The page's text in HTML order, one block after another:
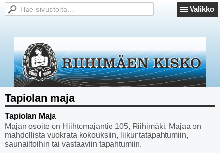
Valikko
Tapiolan maja
Tapiolan Maja
Majan osoite on Hiihtomajantie 105, Riihimäki. Majaa on
mahdollista vuokrata kokouksiin, liikuntatapahtumiin,
saunailtoihin tai vastaaviin tapahtumiin.